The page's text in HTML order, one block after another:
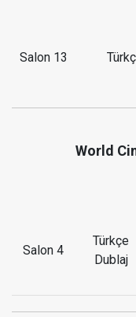
Salon 13
World
Salon 4
Türkçe
Dublaj